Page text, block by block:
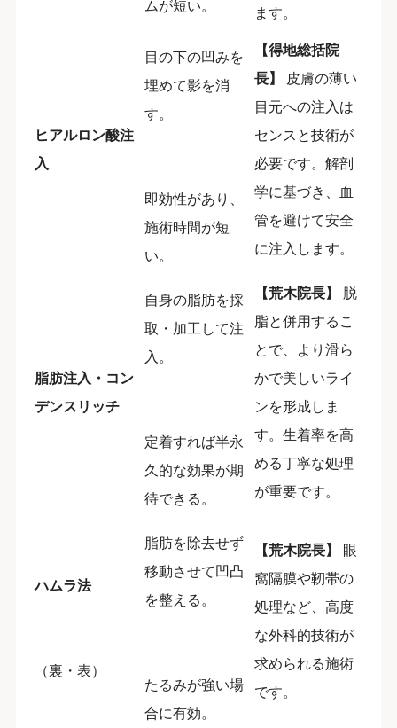
ムが短い。 ます。
ヒアルロン酸注
入
目の下の凹みを
埋めて影を消
す。
即効性があり、
施術時間が短
い。
【得地総括院
長】
皮膚の薄い
目元への注入は
センスと技術が
必要です。解剖
学に基づき、血
管を避けて安全
に注入します。
脂肪注入・コン
デンスリッチ
自身の脂肪を採
取・加工して注
入。
定着すれば半永
久的な効果が期
待できる。
【荒木院長】
脱
脂と併用するこ
とで、より滑ら
かで美しいライ
ンを形成しま
す。生着率を高
める丁寧な処理
が重要です。
ハムラ法
（裏・表）
脂肪を除去せず
移動させて凹凸
を整える。
たるみが強い場
合に有効。
【荒木院長】
眼
窩隔膜や靭帯の
処理など、高度
な外科的技術が
求められる施術
です。